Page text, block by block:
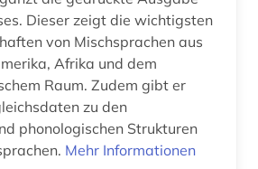
ethnische identität (1)
ethnologischer film (1)
ethnomusik (1)
Suedostasien (2)
Dieser zeigt die wichtigsten
von Mischsprachen aus
Afrika und dem
Raum. Zudem gibt er
zu den
phonologischen Strukturen
Mehr Informationen